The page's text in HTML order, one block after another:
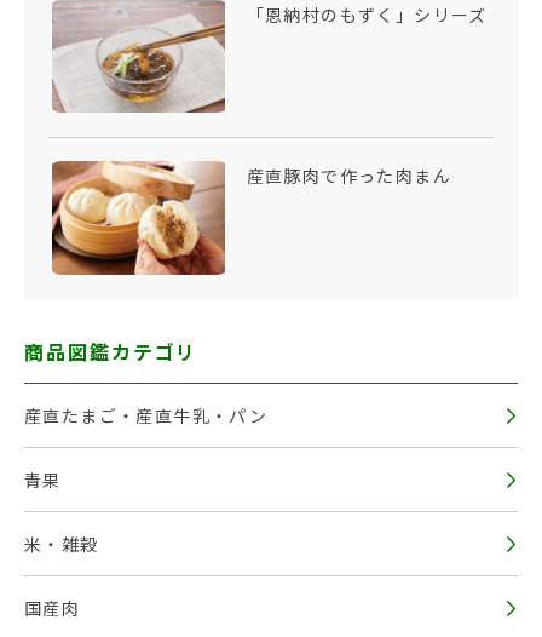
「恩納村のもずく」シリーズ
産直豚肉で作った肉まん
商品図鑑カテゴリ
産直たまご・産直牛乳・パン
青果
米・雑穀
国産肉